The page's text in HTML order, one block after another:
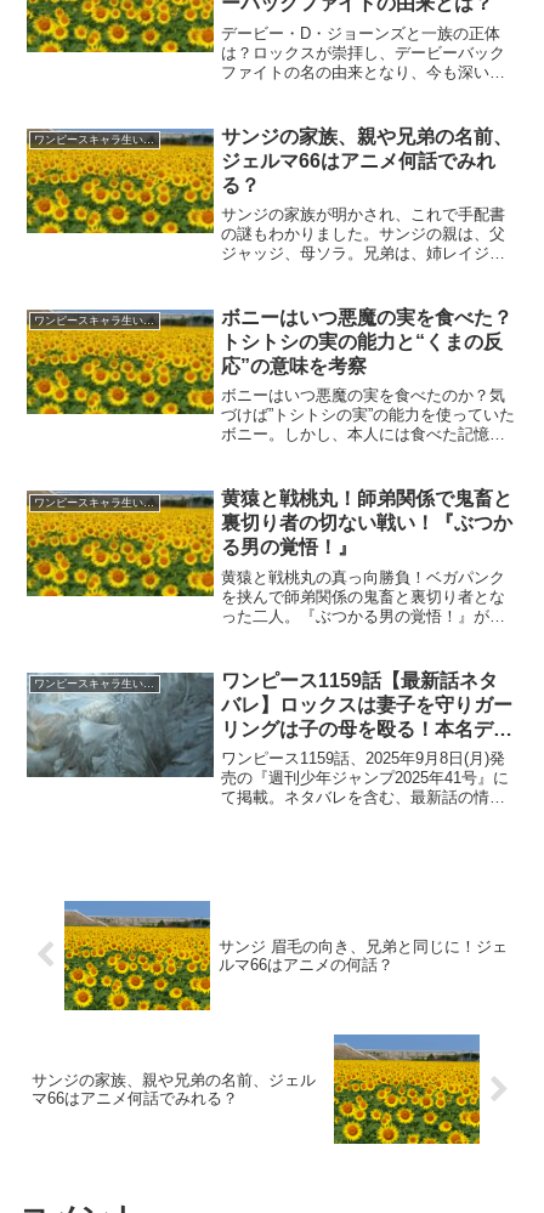
デービー・D・ジョーンズと一族の正体
は？ロックスが崇拝し、デービーバック
ファイトの名の由来となり、今も深い海
る情報を順を追ってまとめていきます。
(adsbygoogle...
ワンピースキャラ生い立ち
サンジの家族、親や兄弟の名前、
ジェルマ66はアニメ何話でみれ
る？
サンジの家族が明かされ、これで手配書
の謎もわかりました。サンジの親は、父
ジャッジ、母ソラ。兄弟は、姉レイジュ
なことにジャッジによって作られた、ジ
ェルマ66の戦士だったので...
ワンピースキャラ生い立ち
ボニーはいつ悪魔の実を食べた？
トシトシの実の能力と“くまの反
応”の意味を考察
ボニーはいつ悪魔の実を食べたのか？気
づけば”トシトシの実”の能力を使っていた
ボニー。しかし、本人には食べた記憶が
く動揺します。周囲が驚く中でも、ボニ
ーは動じることなく変...
ワンピースキャラ生い立ち
黄猿と戦桃丸！師弟関係で鬼畜と
裏切り者の切ない戦い！『ぶつか
る男の覚悟！』
黄猿と戦桃丸の真っ向勝負！ベガパンク
を挟んで師弟関係の鬼畜と裏切り者とな
った二人。『ぶつかる男の覚悟！』が切
ガードの戦桃丸。(adsbygoogle = windo...
ワンピース1159話【最新話ネタ
バレ】ロックスは妻子を守りガー
リングは子の母を殴る！本名デイ
ビー・D・ジーベック
ワンピース1159話、2025年9月8日(月)発
売の『週刊少年ジャンプ2025年41号』に
て掲載。ネタバレを含む、最新話の情
サンジ 眉毛の向き、兄弟と同じに！ジェ
ルマ66はアニメの何話？
サンジの家族、親や兄弟の名前、ジェル
マ66はアニメ何話でみれる？